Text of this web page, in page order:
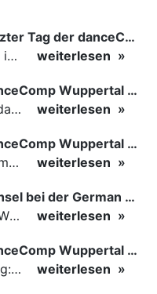
Letzter Tag der danceComp in Wuppertal
Sechs WDSF-Turniere standen im vollgepackten Zeitplan des vierten und letzten Tages der danceComp. Den Auftakt machten um neun Uhr die Junioren II Latein sowie die Jugend Standard, die geschachtelt…
weiterlesen
DanceComp Wuppertal 2026 Tag 3
Mit 9.00 Uhr als Startzeit für das erste Turnier am danceComp-Samstag war eine Teilnahme bei vielen Paaren einem sehr frühen Aufstehen verbunden. Ein motiviertes Team in der Turnierleitung sowie höchst…
weiterlesen
DanceComp Wuppertal 2026
Am zweiten Tag der danceComp starteten die Turniere im großen Saal. Den Auftakt machte das größte Feld des Wochenendes: Im WDSF Open Senior III Standard gingen 141 Paare aufs Parkett.
weiterlesen
Generationswechsel bei der German Open Championships…
Langjähriger Geschäftsführer Wilfried Scheible übergibt Verantwortung an Stephen Harnisch und Bernd Roßnagel Stuttgart, den 30. Juni 2026.
weiterlesen
DanceComp Wuppertal 2026
Zum ersten Mal am Donnerstag: erster Tag der danceComp
weiterlesen